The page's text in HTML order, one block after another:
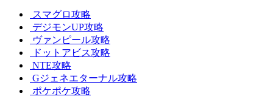
スマグロ攻略
デジモンUP攻略
ヴァンピール攻略
ドットアビス攻略
NTE攻略
Gジェネエターナル攻略
ポケポケ攻略